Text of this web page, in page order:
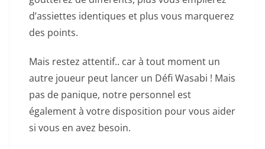
d’assiettes identiques et plus vous marquerez
des points.
Mais restez attentif.. car à tout moment un
autre joueur peut lancer un Défi Wasabi ! Mais
pas de panique, notre personnel est
également à votre disposition pour vous aider
si vous en avez besoin.